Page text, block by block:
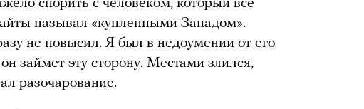
спорить с человеком, который все
называл «купленными Западом».
не повысил. Я был в недоумении от его
займет эту сторону. Местами злился,
разочарование.